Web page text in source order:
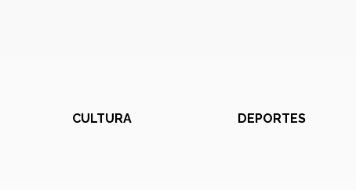
CULTURA DEPORTES